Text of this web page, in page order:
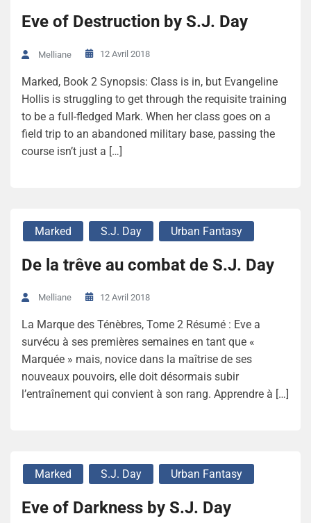
Eve of Destruction by S.J. Day
Melliane 12 Avril 2018
Marked, Book 2 Synopsis: Class is in, but Evangeline
Hollis is struggling to get through the requisite training
to be a full-fledged Mark. When her class goes on a
field trip to an abandoned military base, passing the
course isn’t just a […]
Marked S.J. Day Urban Fantasy
De la trêve au combat de S.J. Day
Melliane 12 Avril 2018
La Marque des Ténèbres, Tome 2 Résumé : Eve a
survécu à ses premières semaines en tant que «
Marquée » mais, novice dans la maîtrise de ses
nouveaux pouvoirs, elle doit désormais subir
l’entraînement qui convient à son rang. Apprendre à […]
Marked S.J. Day Urban Fantasy
Eve of Darkness by S.J. Day